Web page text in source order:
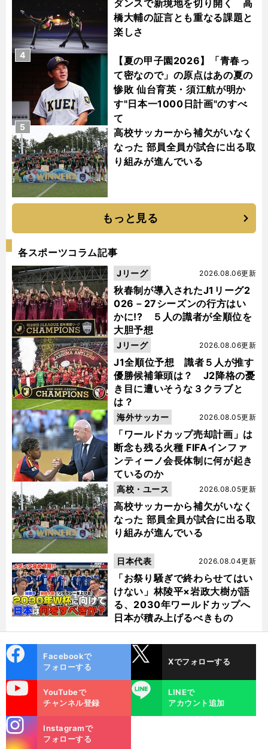
ダンスで新境地を切り開く 高
橋大輔の証言とも重なる課題と
楽しさ
【夏の甲子園2026】「青春っ
て密なので」の原点はあの夏の
惨敗 仙台育英・須江航が明か
す"日本一1000日計画"のすべ
て
4
高校サッカーから補欠がいなく
なった 部員全員が試合に出る取
り組みが進んでいる
5
もっと見る
各スポーツコラム記事
秋春制が導入されたJ1リーグ2
026－27シーズンの行方はい
かに!? ５人の識者が全順位を
大胆予想
2026.08.06更新
Jリーグ
J1全順位予想 識者５人が推す
優勝候補筆頭は？ J2降格の憂
き目に遭いそうな３クラブと
は？
2026.08.06更新
Jリーグ
「ワールドカップ売却計画」は
断念も残る火種 FIFAインファ
ンティーノ会長体制に何が起き
ているのか
2026.08.05更新
海外サッカー
高校サッカーから補欠がいなく
なった 部員全員が試合に出る取
り組みが進んでいる
2026.08.05更新
高校・ユース
「お祭り騒ぎで終わらせてはい
けない」林陵平×岩政大樹が語
る、2030年ワールドカップへ
日本が積み上げるべきもの
2026.08.04更新
日本代表
ok
Facebookで
フォローする
Xでフォローする
YouTubeで
チャンネル登録
LINE
LINEで
アカウント追加
m
Instagramで
フォローする